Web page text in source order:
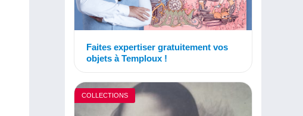
Faites expertiser gratuitement vos
objets à Temploux !
COLLECTIONS